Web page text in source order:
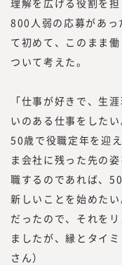
ワークス総合研
執筆者、われわ
要があります。
あり続け、企画
読者のために役
と考えています
800人弱の応募があっ
て初めて、このまま
ついて考えた。
「仕事が好きで、生
いのある仕事をした
50歳で役職定年を迎
ま会社に残った先の
職するのであれば、
新しいことを始めた
だったので、それを
ましたが、縁とタイ
さん）